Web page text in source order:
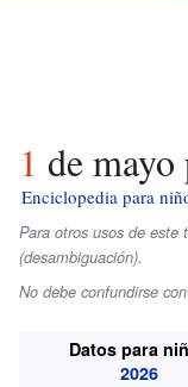
1 de
Enciclopedia para
Para otros usos de este
(desambiguación).
No debe confundirse con
Datos para
2026